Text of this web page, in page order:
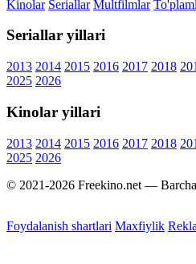
Kinolar Seriallar Multfilmlar
Seriallar yillari
2013 2014 2015 2016 2017 2018
2025 2026
Kinolar yillari
2013 2014 2015 2016 2017 2018
2025 2026
© 2021-2026 Freekino.net —
Foydalanish shartlari Maxfiylik